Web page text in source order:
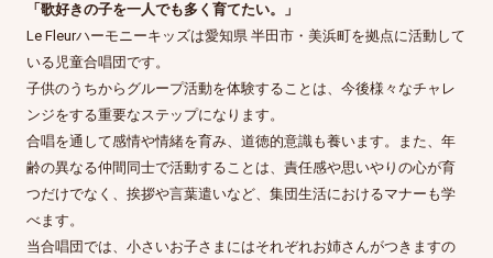
「歌好きの子を一人でも多く育てたい。」
Le Fleurハーモニーキッズは愛知県 半田市・美浜町を拠点に活動して
いる児童合唱団です。
子供のうちからグループ活動を体験することは、今後様々なチャレ
ンジをする重要なステップになります。
合唱を通して感情や情緒を育み、道徳的意識も養います。また、年
齢の異なる仲間同士で活動することは、責任感や思いやりの心が育
つだけでなく、挨拶や言葉遣いなど、集団生活におけるマナーも学
べます。
当合唱団では、小さいお子さまにはそれぞれお姉さんがつきますの